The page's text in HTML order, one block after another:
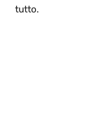
tutto.